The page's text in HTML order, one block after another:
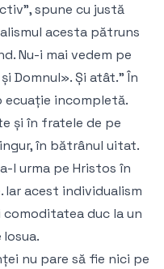
spune cu justă
acesta pătruns
Nu-i mai vedem pe
Domnul». Și atât.” În
ecuație incompletă.
și în fratele de pe
în bătrânul uitat.
l urma pe Hristos în
Iar acest individualism
duc la un
nu pare să fie nici pe